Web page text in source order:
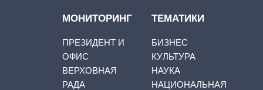
МОНИТОРИНГ
ПРЕЗИДЕНТ И
ОФИС
ВЕРХОВНАЯ
РАДА
ТЕМАТИКИ
БИЗНЕС
КУЛЬТУРА
НАУКА
НАЦИОНАЛЬНАЯ